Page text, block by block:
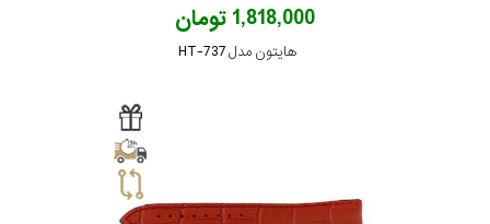
1,818,000 تومان
هایتون مدل HT-737